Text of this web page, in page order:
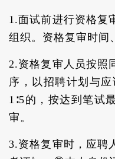
1.面试前进行资格复
组织。资格复审时间
2.资格复审人员按照
序，以招聘计划与应
1∶5的，按达到笔试
审。
3.资格复审时，应聘